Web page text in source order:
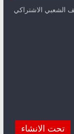
الشعبي الاشتراكي
تحت الانشاء